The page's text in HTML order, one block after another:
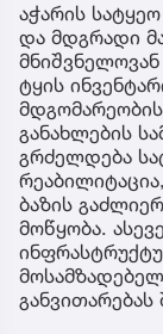
აჭარის
და მდგრადი
ტყის
განახლების
გრძელდება
ბაზის
მოწყობა.